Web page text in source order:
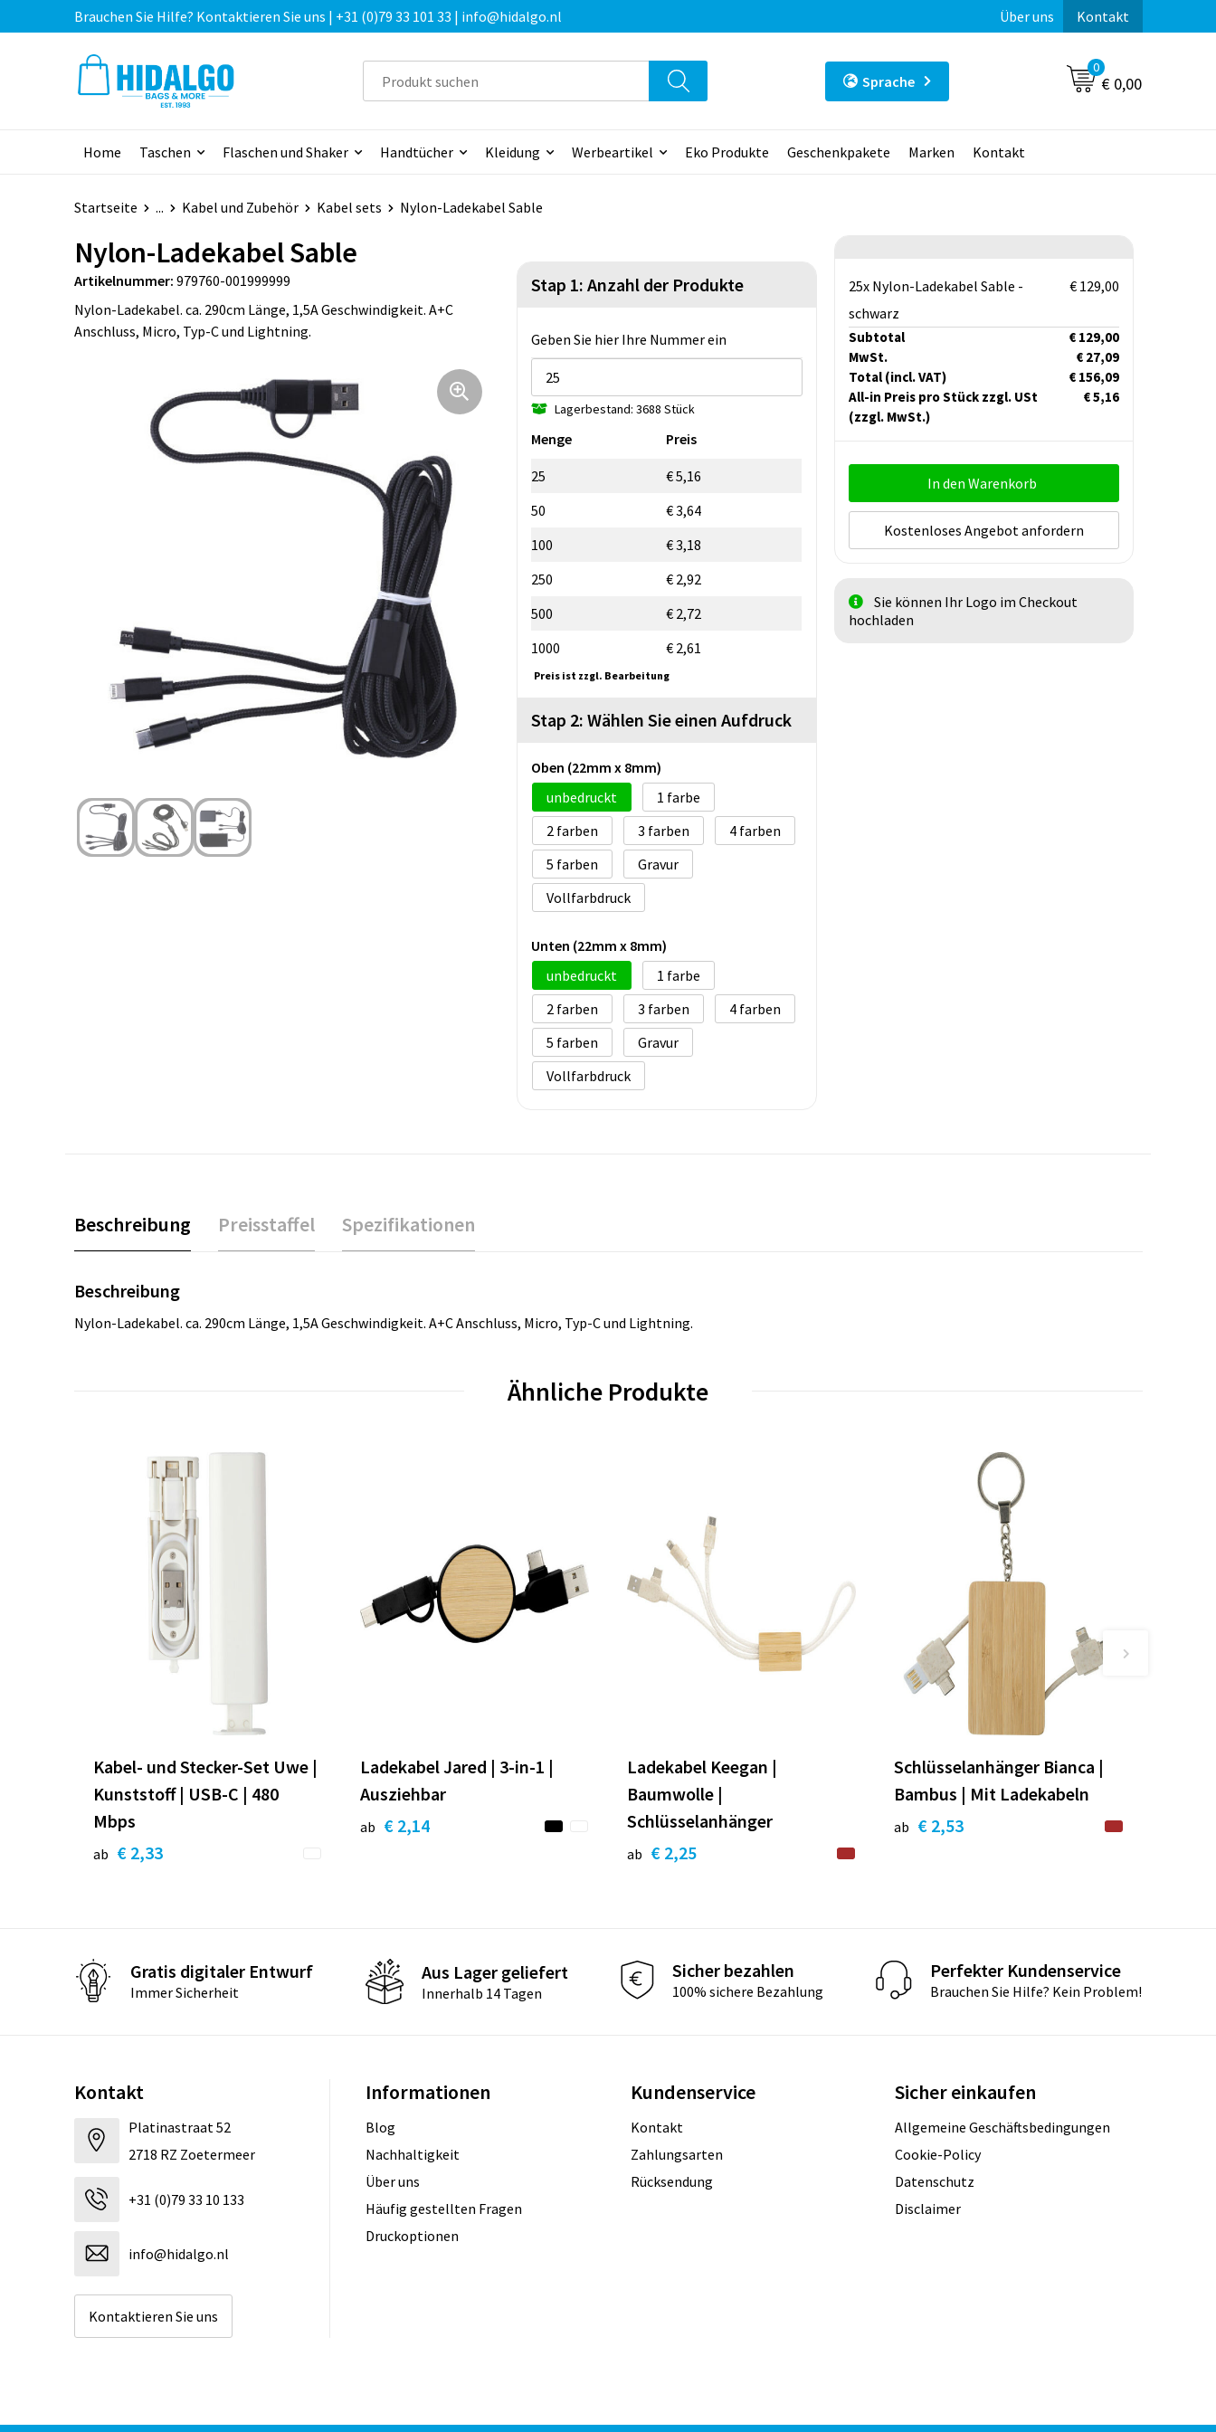
Brauchen Sie Hilfe? Kontaktieren Sie uns | +31 (0)79 33 101 33 | info@hidalgo.nl Über uns Kontakt
Sprache
0
€ 0,00
Home Taschen Flaschen und Shaker Handtücher Kleidung Werbeartikel Eko Produkte Geschenkpakete Marken Kontakt
Startseite ... Kabel und Zubehör Kabel sets Nylon-Ladekabel Sable
Nylon-Ladekabel Sable
Artikelnummer: 979760-001999999
Nylon-Ladekabel. ca. 290cm Länge, 1,5A Geschwindigkeit. A+C
Anschluss, Micro, Typ-C und Lightning.
Stap 1: Anzahl der Produkte
Geben Sie hier Ihre Nummer ein
Lagerbestand: 3688 Stück
Menge Preis
25
€ 5,16
50
€ 3,64
100
€ 3,18
250
€ 2,92
500
€ 2,72
1000
€ 2,61
Preis ist zzgl. Bearbeitung
Stap 2: Wählen Sie einen Aufdruck
Oben (22mm x 8mm)
unbedruckt
1
2
3
4
5
Gravur
Vollfarbdruck
Unten (22mm x 8mm)
unbedruckt
1
2
3
4
5
Gravur
Vollfarbdruck
25x Nylon-Ladekabel Sable -
schwarz
€ 129,00
Subtotal
€ 129,00
MwSt.
€ 27,09
Total (incl. VAT)
€ 156,09
All-in Preis pro Stück zzgl. USt
(zzgl. MwSt.)
€ 5,16
In den Warenkorb
Kostenloses Angebot anfordern
Sie können Ihr Logo im Checkout
hochladen
Beschreibung Preisstaffel Spezifikationen
Beschreibung
Nylon-Ladekabel. ca. 290cm Länge, 1,5A Geschwindigkeit. A+C Anschluss, Micro, Typ-C und Lightning.
Ähnliche Produkte
Kabel- und Stecker-Set Uwe |
Kunststoff | USB-C | 480
Mbps
ab € 2,33
Ladekabel Jared | 3-in-1 |
Ausziehbar
ab € 2,14
Ladekabel Keegan |
Baumwolle |
Schlüsselanhänger
ab € 2,25
Schlüsselanhänger Bianca |
Bambus | Mit Ladekabeln
ab € 2,53
Gratis digitaler Entwurf
Immer Sicherheit
Aus Lager geliefert
Innerhalb 14 Tagen
Sicher bezahlen
100% sichere Bezahlung
Perfekter Kundenservice
Brauchen Sie Hilfe? Kein Problem!
Kontakt
Platinastraat 52
2718 RZ Zoetermeer
+31 (0)79 33 10 133
info@hidalgo.nl
Kontaktieren Sie uns
Informationen
Blog
Nachhaltigkeit
Über uns
Häufig gestellten Fragen
Druckoptionen
Kundenservice
Kontakt
Zahlungsarten
Rücksendung
Sicher einkaufen
Allgemeine Geschäftsbedingungen
Cookie-Policy
Datenschutz
Disclaimer